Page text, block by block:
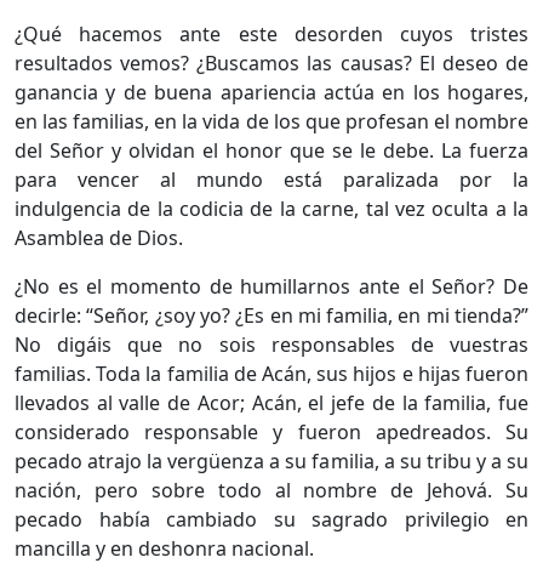
¿Qué hacemos ante este desorden cuyos tristes
resultados vemos? ¿Buscamos las causas? El deseo de
ganancia y de buena apariencia actúa en los hogares,
en las familias, en la vida de los que profesan el nombre
del Señor y olvidan el honor que se le debe. La fuerza
para vencer al mundo está paralizada por la
indulgencia de la codicia de la carne, tal vez oculta a la
Asamblea de Dios.
¿No es el momento de humillarnos ante el Señor? De
decirle: “Señor, ¿soy yo? ¿Es en mi familia, en mi tienda?”
No digáis que no sois responsables de vuestras
familias. Toda la familia de Acán, sus hijos e hijas fueron
llevados al valle de Acor; Acán, el jefe de la familia, fue
considerado responsable y fueron apedreados. Su
pecado atrajo la vergüenza a su familia, a su tribu y a su
nación, pero sobre todo al nombre de Jehová. Su
pecado había cambiado su sagrado privilegio en
mancilla y en deshonra nacional.